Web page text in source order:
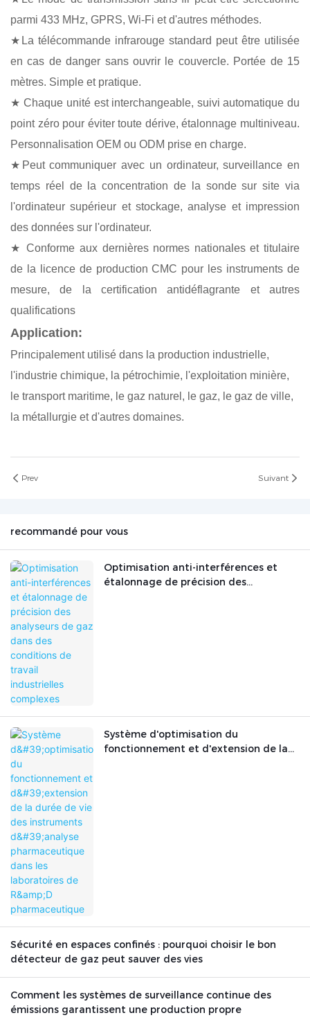
parmi 433 MHz, GPRS, Wi-Fi et d'autres méthodes.
★La télécommande infrarouge standard peut être utilisée
en cas de danger sans ouvrir le couvercle. Portée de 15
mètres. Simple et pratique.
★ Chaque unité est interchangeable, suivi automatique du
point zéro pour éviter toute dérive, étalonnage multiniveau.
Personnalisation OEM ou ODM prise en charge.
★Peut communiquer avec un ordinateur, surveillance en
temps réel de la concentration de la sonde sur site via
l'ordinateur supérieur et stockage, analyse et impression
des données sur l'ordinateur.
★
Conforme aux dernières normes nationales et titulaire
de la licence de production CMC pour les instruments de
mesure, de la certification antidéflagrante et autres
qualifications
Application:
Principalement utilisé dans la production industrielle,
l'industrie chimique, la pétrochimie, l'exploitation minière,
le transport maritime, le gaz naturel, le gaz, le gaz de ville,
la métallurgie et d'autres domaines.
Prev Suivant
recommandé pour vous
Optimisation anti-interférences et
étalonnage de précision des
Système d'optimisation du
fonctionnement et d'extension de la
Sécurité en espaces confinés : pourquoi choisir le bon
détecteur de gaz peut sauver des vies
Comment les systèmes de surveillance continue des
émissions garantissent une production propre